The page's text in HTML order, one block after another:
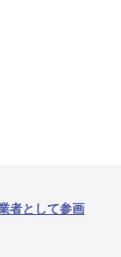
者として参画